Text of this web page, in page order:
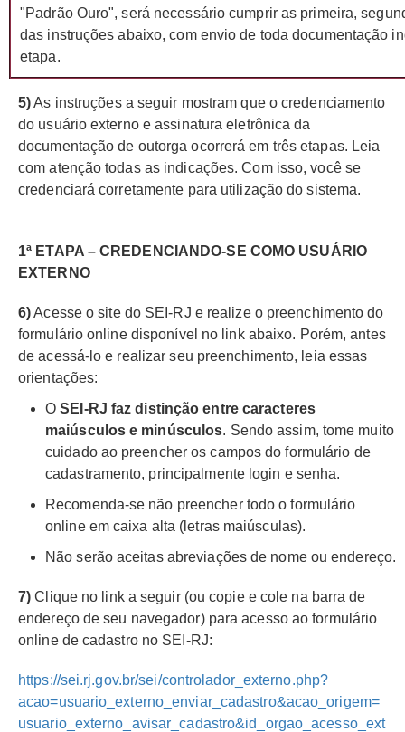
"Padrão Ouro", será necessário cumprir as primeira,
das instruções abaixo, com envio de toda documentação
etapa.
5)As instruções a seguir mostram que o credenciamento
do usuário externo e assinatura eletrônica da
documentação de outorga ocorrerá em três etapas. Leia
com atenção todas as indicações. Com isso, você se
credenciará corretamente para utilização do sistema.
1ª ETAPA – CREDENCIANDO-SE COMO USUÁRIO
EXTERNO
6)Acesse o site do SEI-RJ e realize o preenchimento do
formulário online disponível no link abaixo. Porém, antes
de acessá-lo e realizar seu preenchimento, leia essas
orientações:
O SEI-RJ faz distinção entre caracteres
maiúsculos e minúsculos. Sendo assim, tome muito
cuidado ao preencher os campos do formulário de
cadastramento, principalmente login e senha.
Recomenda-se não preencher todo o formulário
online em caixa alta (letras maiúsculas).
Não serão aceitas abreviações de nome ou endereço.
7) Clique no link a seguir (ou copie e cole na barra de
endereço de seu navegador) para acesso ao formulário
online de cadastro no SEI-RJ:
https://sei.rj.gov.br/sei/controlador_externo.php?
acao=usuario_externo_enviar_cadastro&acao_origem=
usuario_externo_avisar_cadastro&id_orgao_acesso_ext